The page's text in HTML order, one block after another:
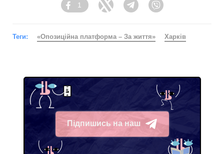
Facebook
1
Twitter TelegramViber
Теги: «Опозиційна платформа – За життя» Харків
Підпишись на наш
Telegram